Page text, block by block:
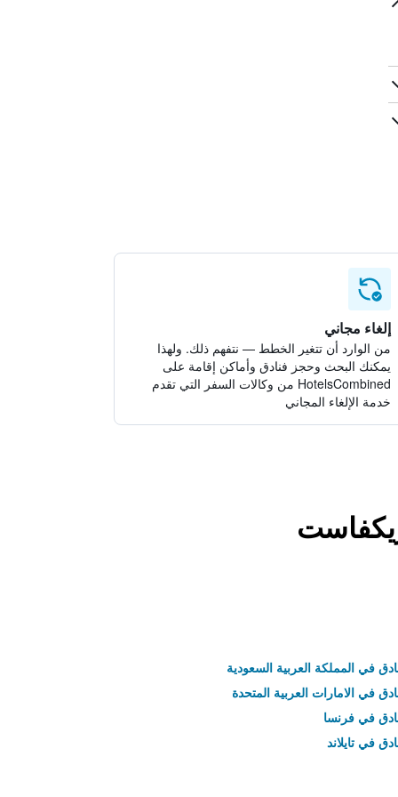
إلغاء مجاني
من الوارد أن تتغير الخطط — نتفهم ذلك. ولهذا
يمكنك البحث وحجز فنادق وأماكن إقامة على
HotelsCombined من وكالات السفر التي تقدم
خدمة الإلغاء المجاني
في المملكة العربية السعودية
في الامارات العربية المتحدة
في فرنسا
في تايلاند